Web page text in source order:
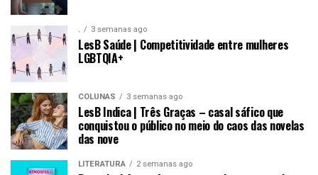
3 semanas ago
LesB Saúde | Competitividade entre mulheres
LGBTQIA+
COLUNAS 3 semanas ago
LesB Indica | Três Graças – casal sáfico que
conquistou o público no meio do caos das novelas
das nove
LITERATURA 2 semanas ago